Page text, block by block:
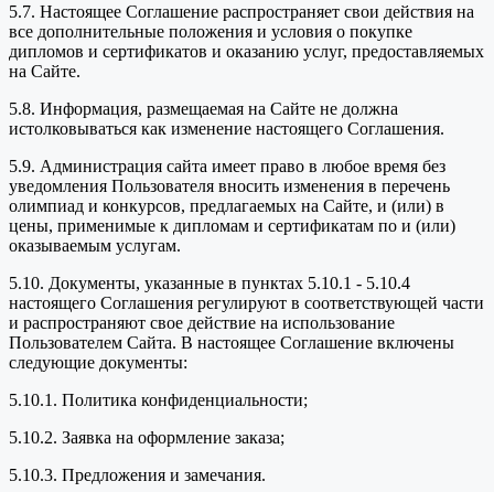
5.7. Настоящее Соглашение распространяет свои действия на
все дополнительные положения и условия о покупке
дипломов и сертификатов и оказанию услуг, предоставляемых
на Сайте.
5.8. Информация, размещаемая на Сайте не должна
истолковываться как изменение настоящего Соглашения.
5.9. Администрация сайта имеет право в любое время без
уведомления Пользователя вносить изменения в перечень
олимпиад и конкурсов, предлагаемых на Сайте, и (или) в
цены, применимые к дипломам и сертификатам по и (или)
оказываемым услугам.
5.10. Документы, указанные в пунктах 5.10.1 - 5.10.4
настоящего Соглашения регулируют в соответствующей части
и распространяют свое действие на использование
Пользователем Сайта. В настоящее Соглашение включены
следующие документы:
5.10.1. Политика конфиденциальности;
5.10.2. Заявка на оформление заказа;
5.10.3. Предложения и замечания.